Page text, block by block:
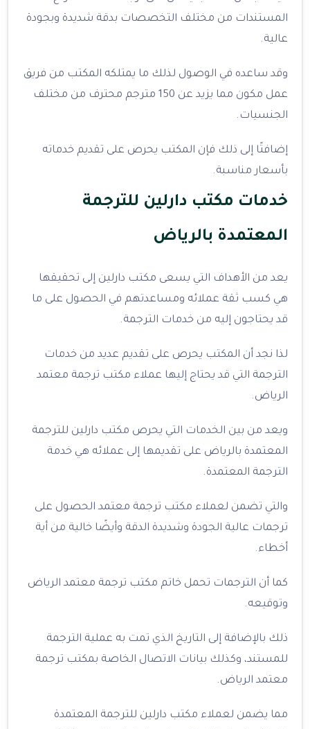
المستندات من مختلف التخصصات بدقة شديدة وبجودة
عالية.
وقد ساعده في الوصول لذلك ما يمتلكه المكتب من فريق
عمل مكون مما يزيد عن 150 مترجم محترف من مختلف
الجنسيات.
إضافتًا إلى ذلك فإن المكتب يحرص على تقديم خدماته
بأسعار مناسبة.
خدمات مكتب دارلين للترجمة
المعتمدة بالرياض
يعد من الأهداف التي يسعى مكتب دارلين إلى تحقيقها
هي كسب ثقة عملائه ومساعدتهم في الحصول على ما
قد يحتاجون إليه من خدمات الترجمة.
لذا نجد أن المكتب يحرص على تقديم عديد من خدمات
الترجمة التي قد يحتاج إليها عملاء مكتب ترجمة معتمد
الرياض.
ويعد من بين الخدمات التي يحرص مكتب دارلين للترجمة
المعتمدة بالرياض على تقديمها إلى عملائه هي خدمة
الترجمة المعتمدة.
والتي تضمن لعملاء مكتب ترجمة معتمد الحصول على
ترجمات عالية الجودة وشديدة الدقة وأيضًا خالية من أية
أخطاء.
كما أن الترجمات تحمل خاتم مكتب ترجمة معتمد الرياض
وتوقيعه.
ذلك بالإضافة إلى التاريخ الذي تمت به عملية الترجمة
للمستند، وكذلك بيانات الاتصال الخاصة بمكتب ترجمة
معتمد الرياض.
مما يضمن لعملاء مكتب دارلين للترجمة المعتمدة